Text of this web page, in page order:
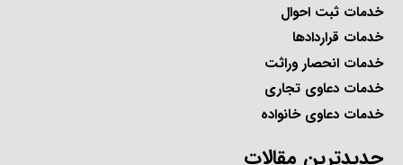
خدمات ثبت احوال
خدمات قراردادها
خدمات انحصار وراثت
خدمات دعاوی تجاری
خدمات دعاوی خانواده
جدیدترین مقالات